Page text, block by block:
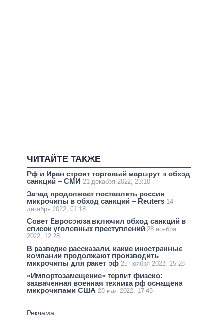
ЧИТАЙТЕ ТАКЖЕ
Рф и Иран строят торговый маршрут в обход
санкций – СМИ 21 декабря 2022, 23:10
Запад продолжает поставлять россии
микрочипы в обход санкций – Reuters 14
декабря 2022, 01:18
Совет Евросоюза включил обход санкций в
список уголовных преступлений 28 ноября
2022, 12:28
В разведке рассказали, какие иностранные
компании продолжают производить
микрочипы для ракет рф 25 ноября 2022, 15:28
«Импортозамещение» терпит фиаско:
захваченная военная техника рф оснащена
микрочипами США 28 мая 2022, 17:45